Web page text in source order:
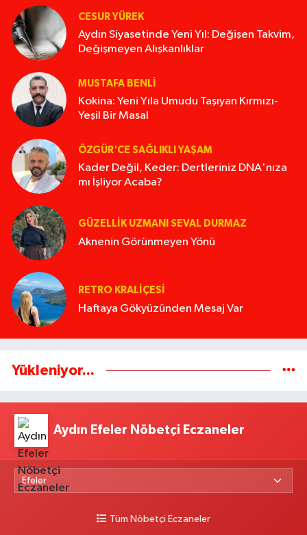
CESUR YÜREK
Aydın Siyasetinde Yeni Yıl: Değişen Takvim,
Değişmeyen Alışkanlıklar
MUSTAFA BENLI
Kokina: Yeni Yıla Umudu Taşıyan Kırmızı-
Yeşil Bir Masal
ÖZGÜR'CE SAĞLIKLI YAŞAM
Kader Değil, Keder: Dertleriniz DNA'nıza
mı İşliyor Acaba?
GÜZELLIK UZMANI SEVAL DURMAZ
Aknenin Görünmeyen Yönü
RETRO KRALIÇESI
Haftaya Gökyüzünden Mesaj Var
Yükleniyor...
Aydın Efeler Nöbetçi Eczaneler
Tüm Nöbetçi Eczaneler